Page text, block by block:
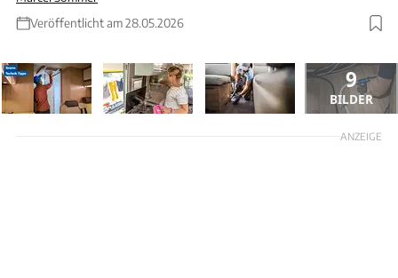
Veröffentlicht am 28.05.2026
9
BILDER
ANZEIGE